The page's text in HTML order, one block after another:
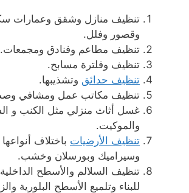
تنظيف منازل وشقق وعمارات
وقصور وفلل.
تنظيف مطاعم وفنادق ومجمعات.
تنظيف وفلترة مسابح.
تنظيف حدائق وتشذيبها.
تنظيف مكاتب عمل ومشافي
غسل أثاث منزلي مثل الكنب و
والموكيت.
تنظيف الأرضيات باختلاف
وسيراميك وبورسلان وخشب.
تنظيف السلالم والأسطح
للبناء وتلميع الأسطح البلورية